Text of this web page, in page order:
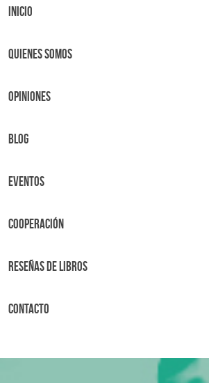
Inicio
Quienes Somos
OPINIONES
BLOG
Eventos
Cooperación
Reseñas de libros
Contacto